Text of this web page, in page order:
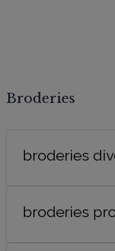
Broderies
broderies
broderies